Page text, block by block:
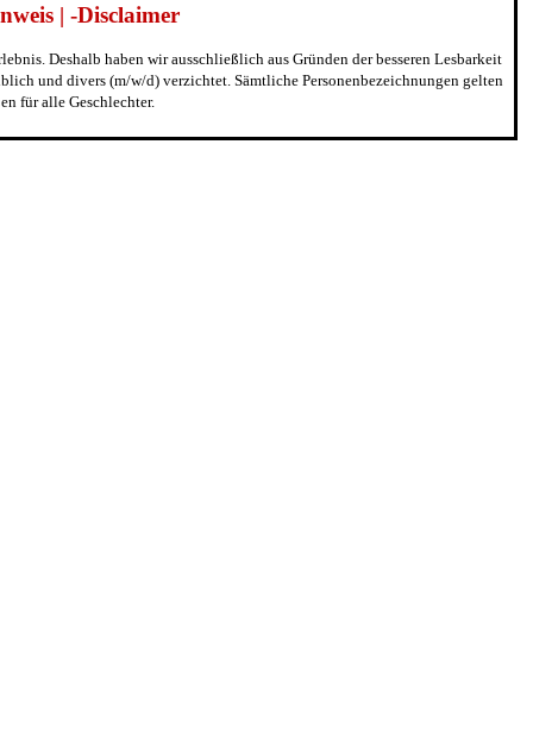
| -Disclaimer
Deshalb haben wir ausschließlich aus Gründen der besseren Lesbarkeit
und divers (m/w/d) verzichtet. Sämtliche Personenbezeichnungen gelten
für alle Geschlechter.